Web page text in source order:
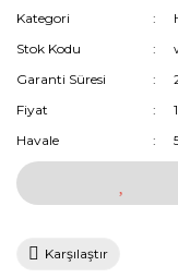
Kategori
Stok Kodu
Garanti Süresi
Fiyat
Havale
Karşılaştır